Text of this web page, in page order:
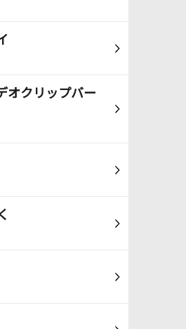
オクリップバー